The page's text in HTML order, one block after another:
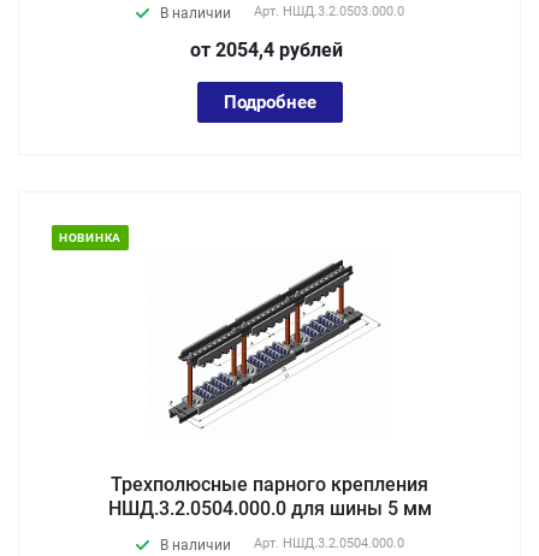
В наличии Арт. НШД.3.2.0503.000.0
от 2054,4 рублей
Подробнее
НОВИНКА
Трехполюсные парного крепления
НШД.3.2.0504.000.0 для шины 5 мм
В наличии Арт. НШД.3.2.0504.000.0